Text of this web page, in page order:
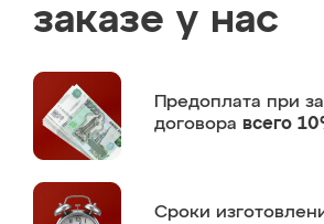
заказе у нас
Предоплата при
договора всего
Сроки